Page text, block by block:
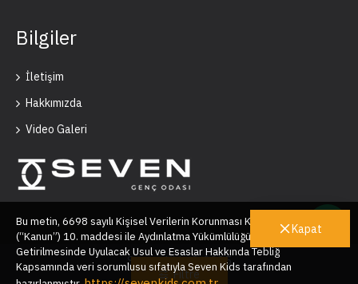
Bilgiler
İletişim
Hakkımızda
Video Galeri
Seven Kids © 2025
Kapat
Bu metin, 6698 sayılı Kişisel Verilerin Korunması Kanunu’nun
(“Kanun”) 10. maddesi ile Aydınlatma Yükümlülüğünün Yerine
Getirilmesinde Uyulacak Usul ve Esaslar Hakkında Tebliğ
Kapsamında veri sorumlusu sıfatıyla Seven Kids tarafından
Filtre